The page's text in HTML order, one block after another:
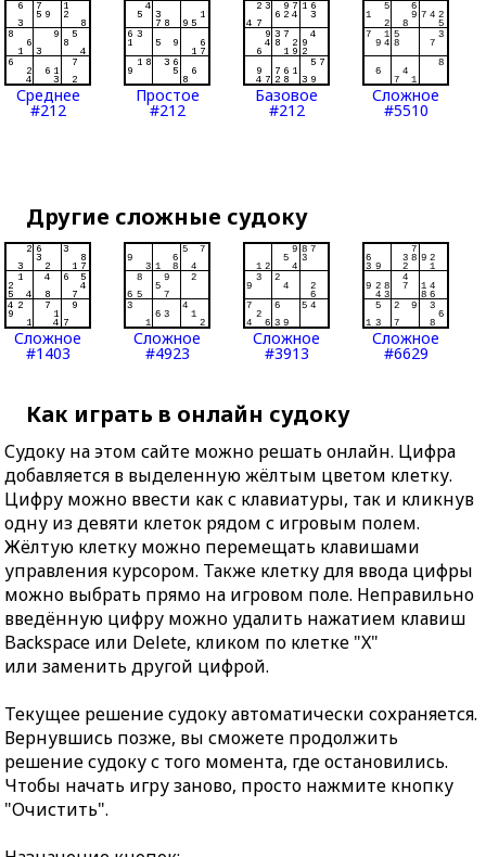
Среднее
#212
Простое
#212
Базовое
#212
Сложное
#5510
Другие сложные судоку
Сложное
#1403
Сложное
#4923
Сложное
#3913
Сложное
#6629
Как играть в онлайн судоку
Судоку на этом сайте можно решать онлайн. Цифра
добавляется в выделенную жёлтым цветом клетку.
Цифру можно ввести как с клавиатуры, так и кликнув
одну из девяти клеток рядом с игровым полем.
Жёлтую клетку можно перемещать клавишами
управления курсором. Также клетку для ввода цифры
можно выбрать прямо на игровом поле. Неправильно
введённую цифру можно удалить нажатием клавиш
Backspace или Delete, кликом по клетке "X"
или заменить другой цифрой.
Текущее решение судоку автоматически сохраняется.
Вернувшись позже, вы сможете продолжить
решение судоку с того момента, где остановились.
Чтобы начать игру заново, просто нажмите кнопку
"Очистить".